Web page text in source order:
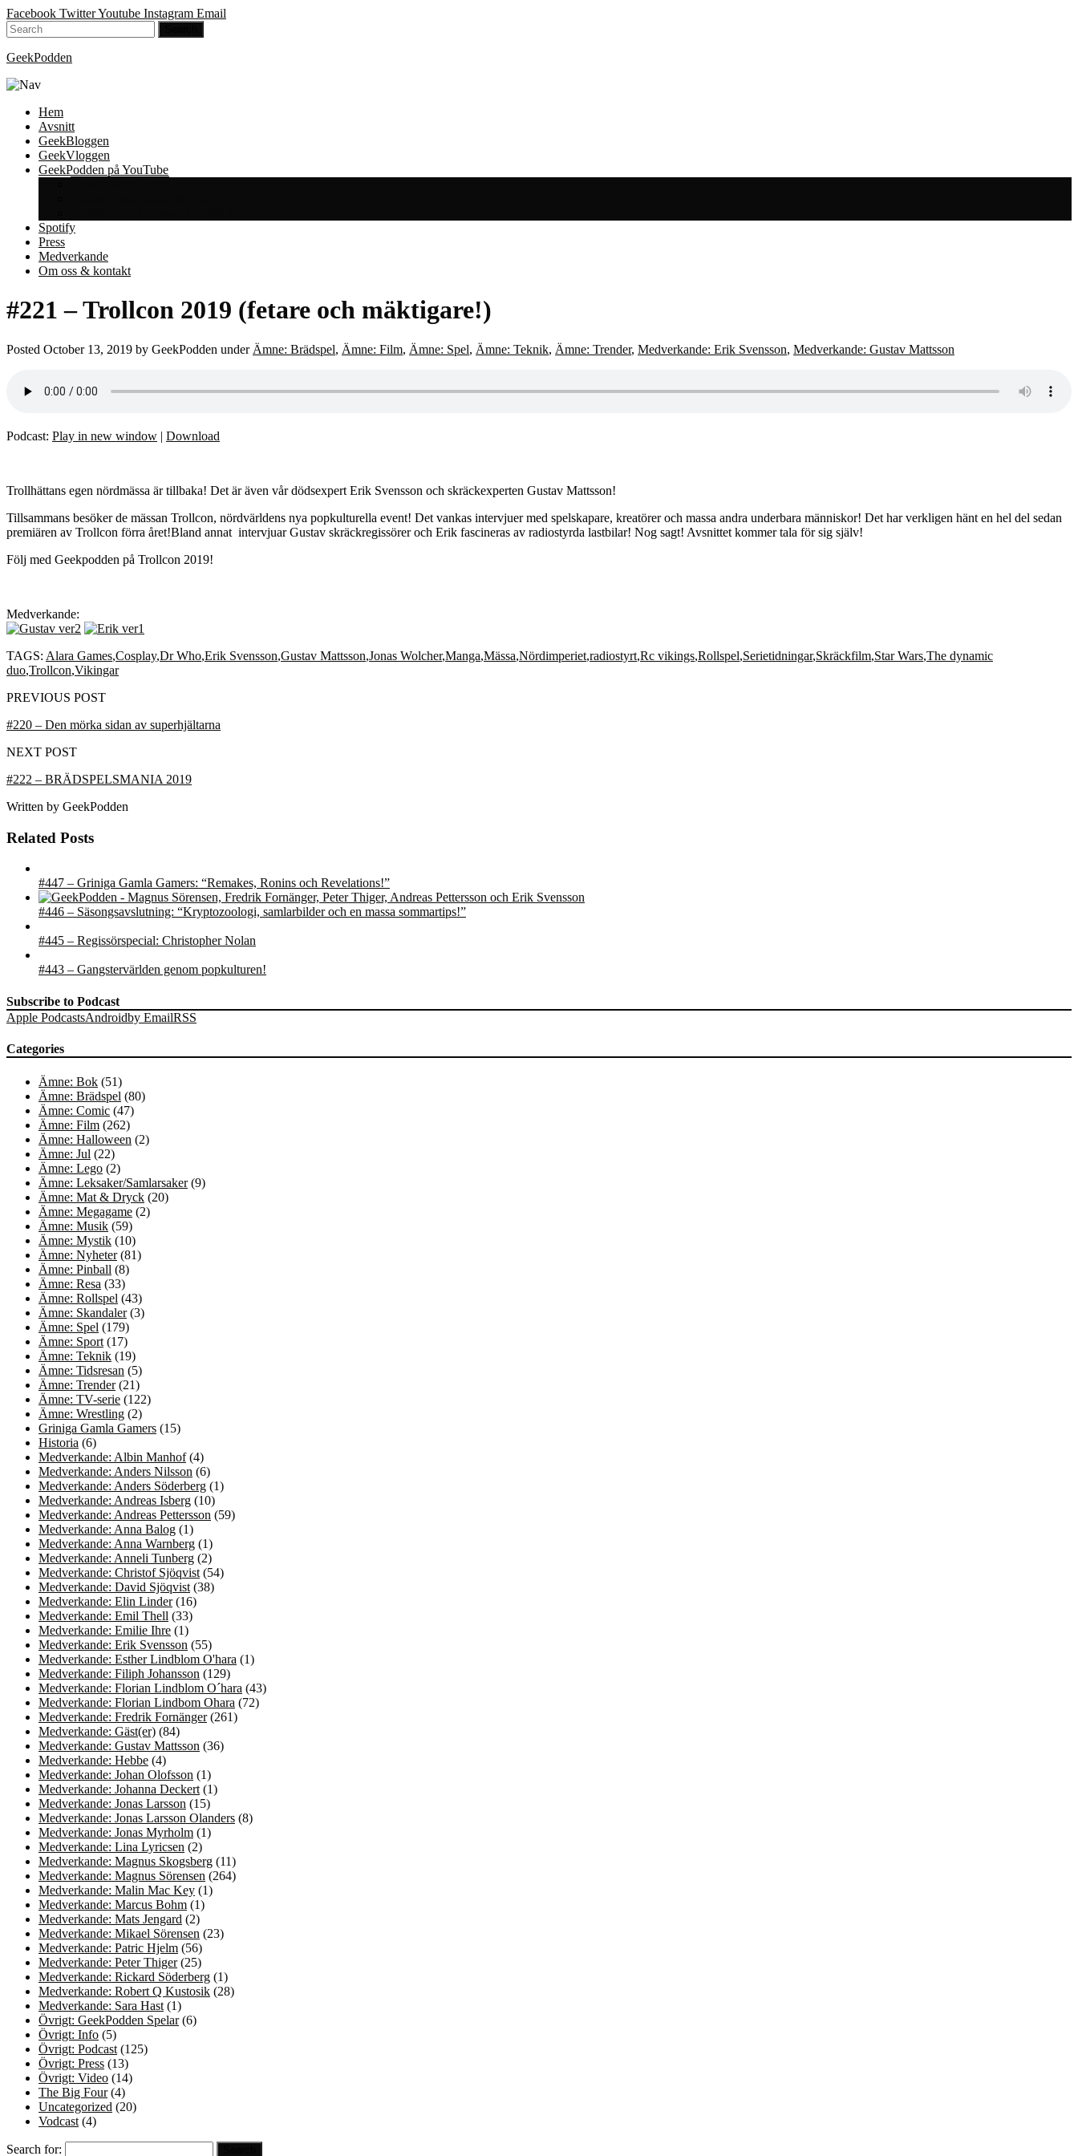
Facebook TwitterYoutube Instagram Email
GeekPodden
Hem
Avsnitt
GeekBloggen
GeekVloggen
GeekPodden på YouTube
Spotify
Press
Medverkande
Om oss & kontakt
#221 – Trollcon 2019 (fetare och mäktigare!)
Posted October 13, 2019 by GeekPodden under Ämne: Brädspel, Ämne: Film, Ämne: Spel, Ämne: Teknik, Ämne: Trender, Medverkande: Erik Svensson, Medverkande: Gustav Mattsson
Podcast: Play in new window | Download
Trollhättans egen nördmässa är tillbaka! Det är även vår dödsexpert Erik Svensson och skräckexperten Gustav Mattsson!
Tillsammans besöker de mässan Trollcon, nördvärldens nya popkulturella event! Det vankas intervjuer med spelskapare, kreatörer och massa andra underbara människor! Det har verkligen hänt en hel del sedan
premiären av Trollcon förra året!Bland annat intervjuar Gustav skräckregissörer och Erik fascineras av radiostyrda lastbilar! Nog sagt! Avsnittet kommer tala för sig själv!
Följ med Geekpodden på Trollcon 2019!
Medverkande:
TAGS: Alara Games,Cosplay,Dr Who,Erik Svensson,Gustav Mattsson,Jonas Wolcher,Manga,Mässa,Nördimperiet,radiostyrt,Rc vikings,Rollspel,Serietidningar,Skräckfilm,Star Wars,The dynamic
duo,Trollcon,Vikingar
PREVIOUS POST
#220 – Den mörka sidan av superhjältarna
NEXT POST
#222 – BRÄDSPELSMANIA 2019
Written by GeekPodden
Related Posts
#447 – Griniga Gamla Gamers: “Remakes, Ronins och Revelations!”
#446 – Säsongsavslutning: “Kryptozoologi, samlarbilder och en massa sommartips!”
#445 – Regissörspecial: Christopher Nolan
#443 – Gangstervärlden genom popkulturen!
Subscribe to Podcast
Apple PodcastsAndroidby EmailRSS
Categories
Ämne: Bok (51)
Ämne: Brädspel (80)
Ämne: Comic (47)
Ämne: Film (262)
Ämne: Halloween (2)
Ämne: Jul (22)
Ämne: Lego (2)
Ämne: Leksaker/Samlarsaker(9)
Ämne: Mat & Dryck (20)
Ämne: Megagame (2)
Ämne: Musik (59)
Ämne: Mystik (10)
Ämne: Nyheter(81)
Ämne: Pinball (8)
Ämne: Resa (33)
Ämne: Rollspel (43)
Ämne: Skandaler(3)
Ämne: Spel (179)
Ämne: Sport (17)
Ämne: Teknik (19)
Ämne: Tidsresan (5)
Ämne: Trender(21)
Ämne: TV-serie (122)
Ämne: Wrestling (2)
Griniga Gamla Gamers (15)
Historia (6)
Medverkande: Albin Manhof(4)
Medverkande: Anders Nilsson (6)
Medverkande: Anders Söderberg (1)
Medverkande: Andreas Isberg (10)
Medverkande: Andreas Pettersson (59)
Medverkande: Anna Balog (1)
Medverkande: Anna Warnberg (1)
Medverkande: Anneli Tunberg (2)
Medverkande: Christof Sjöqvist (54)
Medverkande: David Sjöqvist (38)
Medverkande: Elin Linder(16)
Medverkande: Emil Thell (33)
Medverkande: Emilie Ihre (1)
Medverkande: Erik Svensson (55)
Medverkande: Esther Lindblom O'hara (1)
Medverkande: Filiph Johansson (129)
Medverkande: Florian Lindblom O´hara (43)
Medverkande: Florian Lindbom Ohara (72)
Medverkande: Fredrik Fornänger(261)
Medverkande: Gäst(er) (84)
Medverkande: Gustav Mattsson (36)
Medverkande: Hebbe (4)
Medverkande: Johan Olofsson (1)
Medverkande: Johanna Deckert (1)
Medverkande: Jonas Larsson (15)
Medverkande: Jonas Larsson Olanders (8)
Medverkande: Jonas Myrholm (1)
Medverkande: Lina Lyricsen (2)
Medverkande: Magnus Skogsberg (11)
Medverkande: Magnus Sörensen (264)
Medverkande: Malin Mac Key (1)
Medverkande: Marcus Bohm (1)
Medverkande: Mats Jengard (2)
Medverkande: Mikael Sörensen (23)
Medverkande: Patric Hjelm (56)
Medverkande: Peter Thiger(25)
Medverkande: Rickard Söderberg (1)
Medverkande: Robert Q Kustosik (28)
Medverkande: Sara Hast (1)
Övrigt: GeekPodden Spelar(6)
Övrigt: Info (5)
Övrigt: Podcast (125)
Övrigt: Press (13)
Övrigt: Video (14)
The Big Four(4)
Uncategorized (20)
Vodcast (4)
Search for: